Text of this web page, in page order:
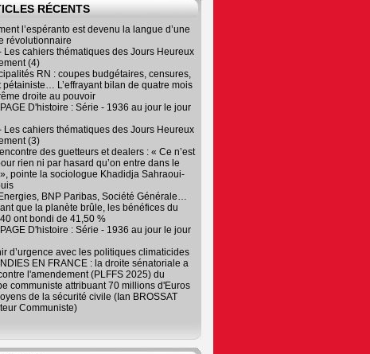
RÉCENTS
l’espéranto est devenu la langue d’une
révolutionnaire
Les cahiers thématiques des Jours Heureux
(4)
RN : coupes budgétaires, censures,
pétainiste… L’effrayant bilan de quatre mois
droite au pouvoir
D'histoire : Série - 1936 au jour le jour
Les cahiers thématiques des Jours Heureux
(3)
des guetteurs et dealers : « Ce n’est
rien ni par hasard qu’on entre dans le
pointe la sociologue Khadidja Sahraoui-
BNP Paribas, Société Générale…
que la planète brûle, les bénéfices du
ont bondi de 41,50 %
D'histoire : Série - 1936 au jour le jour
d’urgence avec les politiques climaticides
EN FRANCE : la droite sénatoriale a
l'amendement (PLFFS 2025) du
communiste attribuant 70 millions d'Euros
de la sécurité civile (Ian BROSSAT
Communiste)